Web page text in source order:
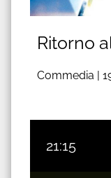
Ritorno
Commedia |
21:15